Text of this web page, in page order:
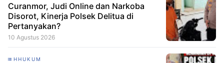
‎Curanmor, Judi Online dan Narkoba
Disorot, Kinerja Polsek Delitua di
Pertanyakan?‎‎
10 Agustus 2026
HHUKUM